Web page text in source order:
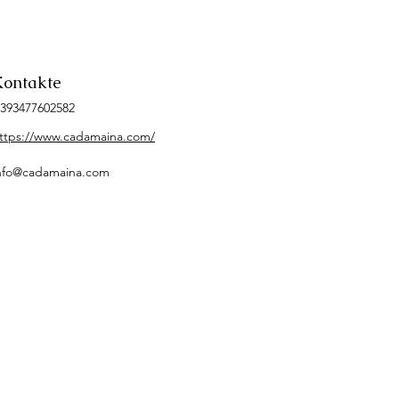
www.cadamaina.com/